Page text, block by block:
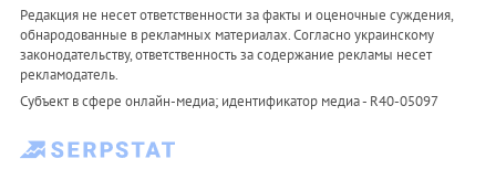
Редакция не несет ответственности за факты и оценочные суждения,
обнародованные в рекламных материалах. Согласно украинскому
законодательству, ответственность за содержание рекламы несет
рекламодатель.
Субъект в сфере онлайн-медиа; идентификатор медиа - R40-05097